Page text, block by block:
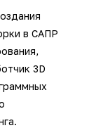
в САПР
3D